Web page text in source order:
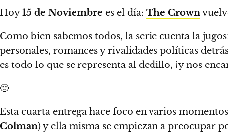
Hoy15 de Noviembre es el día: The Crown
Como bien sabemos todos, la serie cuenta la
personales, romances y rivalidades políticas
es todo lo que se representa al dedillo, ¡y nos
🙂
Esta cuarta entrega hace foco en varios
Colman) y ella misma se empiezan a preocupar